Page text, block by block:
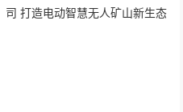
司 打造电动智慧无人矿山新生态